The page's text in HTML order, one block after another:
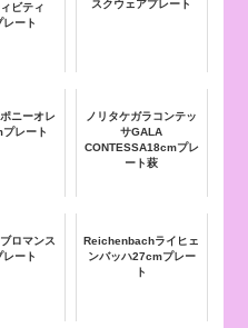
ビティ
ート
スクウェアプレート
ニーオレ
レート
ノリタケガラコンテッ
サGALA
CONTESSA18cmプレ
ート萩
ロマンス
ート
Reichenbachライヒェ
ンバッハ27cmプレー
ト